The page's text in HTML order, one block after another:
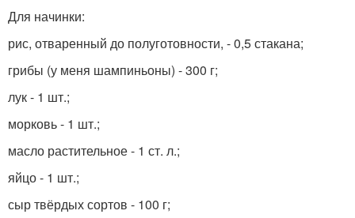
Для начинки:
рис, отваренный до полуготовности, - 0,5 стакана;
грибы (у меня шампиньоны) - 300 г;
лук - 1 шт.;
морковь - 1 шт.;
масло растительное - 1 ст. л.;
яйцо - 1 шт.;
сыр твёрдых сортов - 100 г;